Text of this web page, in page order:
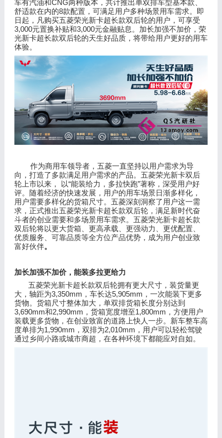
车有汽油和CNG两种版本，共计推出单双排车型基本款、
舒适款在内的8款配置，可满足用户多种场景用车需求。即
日起，凡购买五菱荣光新卡超长款双后轮的用户，可享受
3,000元置换补贴和3,000元金融贴息。加长加强不加价，荣
光新卡超长款双后轮的天生好品质，将带给用户更好的用车
体验。
作为商用车领导者，五菱一直坚持以用户需求为导
向，打造了多款满足用户需求的产品。五菱荣光新卡双后
轮上市以来，
以“能装给力，多拉快跑”著称，深受用户好
评。随着经济的快速发展，用户的用车场景日渐多样化，
用户需要多样化的货箱尺寸。五菱深刻洞察了用户这一需
求，正式推出五菱荣光新卡超长款双后轮，满足新时代奋
斗者的创业需要和多场景用车需求。五菱荣光新卡超长款
双后轮将以更大货箱、更高承载、更强动力、更优配置、
优质服务、可靠品质等全方位产品优势，成为用户创业致
富好伙伴。
加长加强不加价，能装多拉更给力
五菱荣光新卡超长款双后轮拥有更大尺寸，装货量更
大，轴距为3,350mm ，车长达5,905mm ，一次能装下更多
货物。货箱尺寸整体加大，单双排货箱长度分别达到
3,690mm和2,990mm ，货箱宽度增至1,800mm ，方便用户
装载更多货物，在创业致富的道路上快人一步。新车整车高
度单排为1,990mm ，双排为2,010mm ，用户可以轻松驾驶
通过乡间小路或城市商超，在各种环境下都能应对自如。